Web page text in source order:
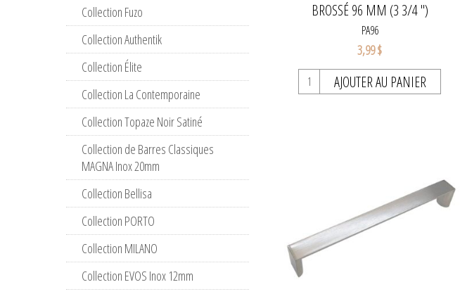
BROSSÉ 96 MM (3 3/4 ")
PA96
3,99 $
AJOUTER AU PANIER
Collection Fuzo
Collection Authentik
Collection Élite
Collection La Contemporaine
Collection Topaze Noir Satiné
Collection de Barres Classiques
MAGNA Inox 20mm
Collection Bellisa
Collection PORTO
Collection MILANO
Collection EVOS Inox 12mm